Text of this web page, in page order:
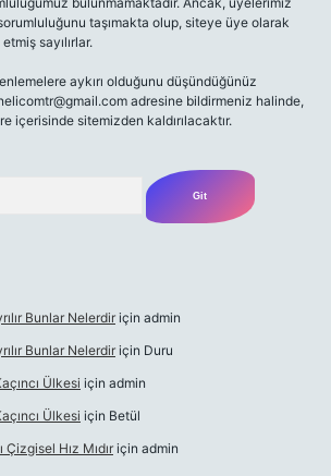
taşımakta olup, siteye üye olarak
sayılırlar.
aykırı olduğunu düşündüğünüz
adresine bildirmeniz halinde,
içerisinde sitemizden kaldırılacaktır.
Bunlar Nelerdir için admin
Bunlar Nelerdir için Duru
Ülkesi için admin
Ülkesi için Betül
Hız Mıdır için admin